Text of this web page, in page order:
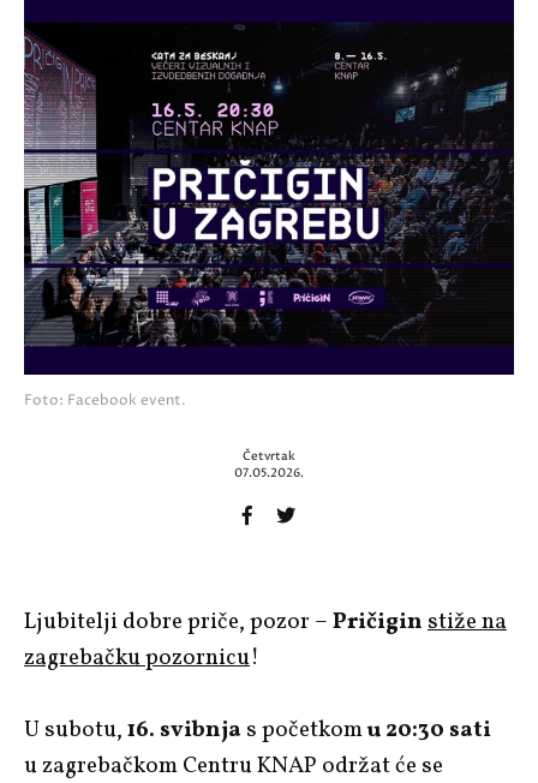
Foto: Facebook event.
Četvrtak
07.05.2026.
Ljubitelji dobre priče, pozor –Pričiginstiže na
zagrebačku pozornicu!
U subotu,16. svibnjas početkomu 20:30 sati
u zagrebačkom Centru KNAP održat će se